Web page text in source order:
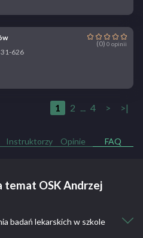
(0) 0 opinii
626
1 2 ... 4 > >|
Instruktorzy Opinie FAQ
temat OSK Andrzej
badań lekarskich w szkole